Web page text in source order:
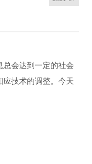
总会达到一定的社会
应技术的调整。今天